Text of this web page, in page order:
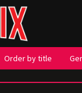
Order by title